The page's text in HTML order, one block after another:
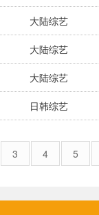
大陆综艺
大陆综艺
大陆综艺
日韩综艺
3 4 5